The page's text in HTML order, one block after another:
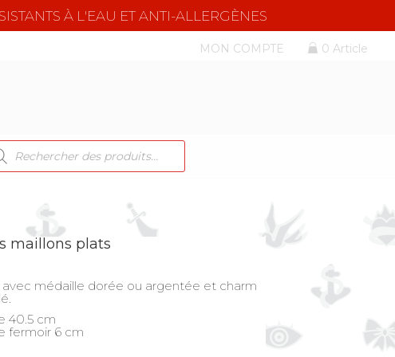
À L'EAU ET ANTI-ALLERGÈNES
MON COMPTE 0 Article
maillons plats
avec médaille dorée ou argentée et charm
40.5 cm
fermoir 6 cm